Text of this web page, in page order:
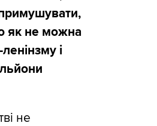
як не можна
і
не